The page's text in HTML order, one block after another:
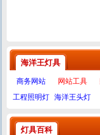
海洋王灯具
商务网站 网站工具
工程照明灯 海洋王头灯
灯具百科